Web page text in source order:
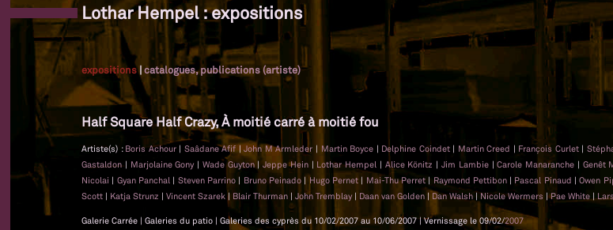
Lothar Hempel : expositions
expositions|catalogues, publications (artiste)
Half Square Half Crazy, À moitié carré à moitié fou
Artiste(s) : Boris Achour | Saâdane Afif |John M Armleder | Martin Boyce | Delphine Coindet | Martin Creed | François Curlet |
Gastaldon | Marjolaine Gony | Wade Guyton |Jeppe Hein | Lothar Hempel | Alice Könitz |Jim Lambie |Carole Manaranche | Genêt
Nicolai | Gyan Panchal | Steven Parrino | Bruno Peinado | Hugo Pernet | Mai-Thu Perret | Raymond Pettibon | Pascal Pinaud |Owen
Scott | Katja Strunz | Vincent Szarek | Blair Thurman | John Tremblay | Daan van Golden | Dan Walsh | Nicole Wermers |Pae White |
Galerie Carrée | Galeries du patio | Galeries des cyprès du 10/02/2007 au 10/06/2007 | Vernissage le 09/02/2007